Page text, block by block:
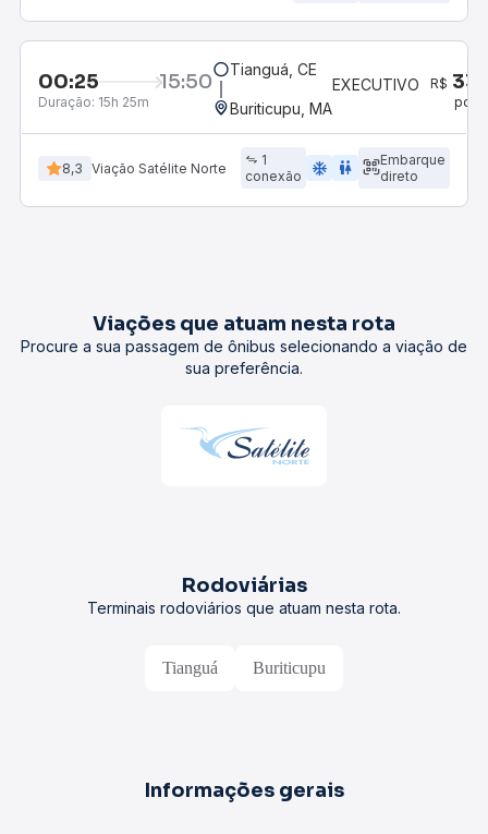
00:25 15:50
Duração:15h 25m Buriticupu, MA
8,3 Viação Satélite Norte
1
conexão
ac_unit wc
Embarque
direto
Viações que atuam nesta rota
Procure a sua passagem de ônibus selecionando a viação de
sua preferência.
Rodoviárias
Terminais rodoviários que atuam nesta rota.
Tianguá Buriticupu
Informações gerais